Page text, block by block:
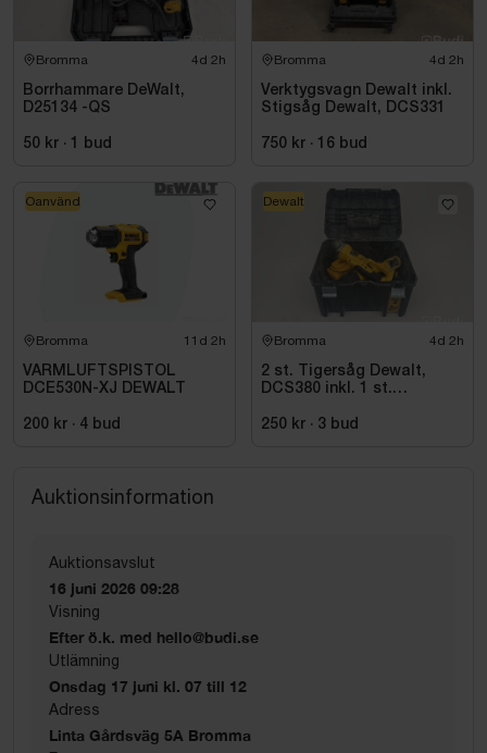
Bromma 4d 2h
Borrhammare DeWalt,
D25134 -QS
50 kr · 1 bud
Bromma 4d 2h
Verktygsvagn Dewalt inkl.
Stigsåg Dewalt, DCS331
750 kr · 16 bud
Bromma 11d 2h
VARMLUFTSPISTOL
DCE530N-XJ DEWALT
200 kr · 4 bud
Oanvänd
Bromma 4d 2h
2 st. Tigersåg Dewalt,
DCS380 inkl. 1 st.
250 kr · 3 bud
Dewalt
Auktionsinformation
Auktionsavslut
16 juni 2026 09:28
Visning
Efter ö.k. med hello@budi.se
Utlämning
Onsdag 17 juni kl. 07 till 12
Adress
Linta Gårdsväg 5A Bromma